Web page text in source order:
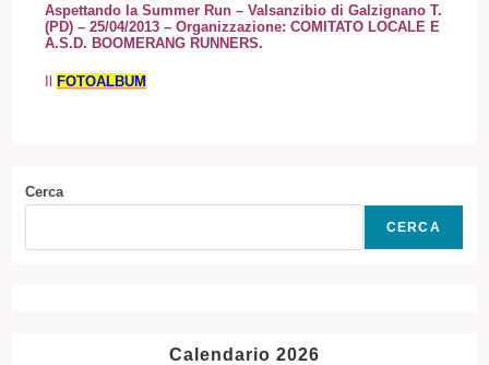
Aspettando la Summer Run – Valsanzibio di Galzignano T.
(PD) – 25/04/2013 – Organizzazione: COMITATO LOCALE E
A.S.D. BOOMERANG RUNNERS.
IlFOTOALBUM
Cerca
CERCA
Calendario 2026